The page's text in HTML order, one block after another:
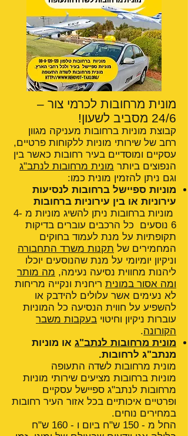
מונית מרחובות לכרמי צור –
24/6 מסביב לשעון!
קבוצת מוניות ברחובות מעניקה מגוון
רחב של שירותי מוניות ללקוחות פרטיים,
עסקיים ומוסדיים בעיר רחובות כאשר בין
הנפוצים ביותר מונית מרחובות לנתב"ג
וגם ניתן להזמין מונית כמו:
מוניות ספיישל ברחובות לנסיעות
עירוניות או בין עירוניות ברחובות
מוניות ברחובות ניתן להשיג מוניות מ 4-
6 נוסעים כל הרכבים עוברים בדיקות
תקופתיות על מנת לעמוד בחוקים
המחמירים של תקנות משרד התחבורה
וניקיון יומיומי על מנת שהנוסעים יוכלו
ליהנות מחווית נסיעה נעימה, מה מותר
ומה אסור במונית ריחנית ונקייה מריחות
לא נעימים אשר עלולים להידבק או
להשפיע על חווית הנסיעה כל המוניות
עוברות ניקיון וחיטוי בעקבות משבר
הקורונה.
מונית מרחובות לנתב"ג או מוניות
מנתב"ג לרחובות.
מונית מרחובות לשדה התעופה
מוניות ברחובות מציעים שירותי מוניות
מרחובות לנתב"ג ספיישל עסקיים
ופרטיים איכותיים בכל אזור העיר רחובות
במחירים נוחים.
החל מ - 150 ש"ח ביום ו - 160 ש"ח